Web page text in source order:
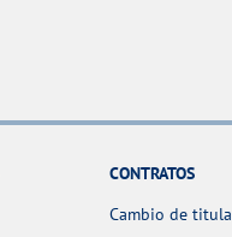
CONTRATOS
Cambio de